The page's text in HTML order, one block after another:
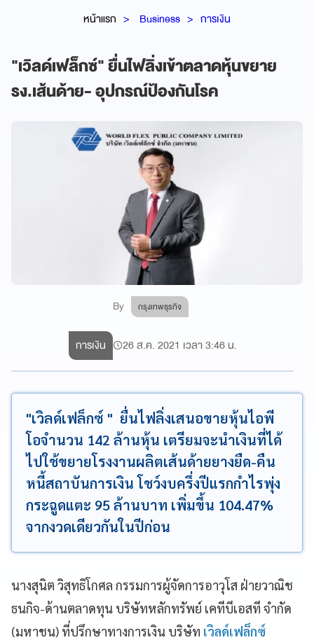
หน้าแรก Business การเงิน
"เวิลด์เฟล็กซ์" ยื่นไฟลิ่งเข้าตลาดหุ้นขยาย
รง.เส้นด้าย- อุปกรณ์ป้องกันโรค
By กรุงเทพธุรกิจ
การเงิน 26 ส.ค. 2021 เวลา 3:46 น.
"เวิลด์เฟล็กซ์ " ยื่นไฟลิ่งเสนอขายหุ้นไอพี
โอจำนวน 142 ล้านหุ้น เตรียมจะนำเงินที่ได้
ไปใช้ขยายโรงงานผลิตเส้นด้ายยางยืด-คืน
หนี้สถาบันการเงิน โชว์งบครึ่งปีแรกกำไรพุ่ง
กระฉูดแตะ 95 ล้านบาท เพิ่มขึ้น 104.47%
จากงวดเดียวกันในปีก่อน
นางสุนิต วิสุทธิโกศล กรรมการผู้จัดการอาวุโส ฝ่ายวาณิช
ธนกิจ-ด้านตลาดทุน บริษัทหลักทรัพย์ เคทีบีเอสที จำกัด
(มหาชน) ที่ปรึกษาทางการเงิน บริษัท เวิลด์เฟล็กซ์